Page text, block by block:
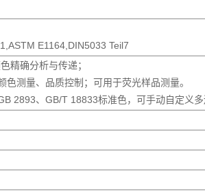
E1164,DIN5033 Teil7
精确分析与传递；
测量、品质控制；可用于荧光样品测量。
2893、GB/T 18833标准色，可手动自定义多